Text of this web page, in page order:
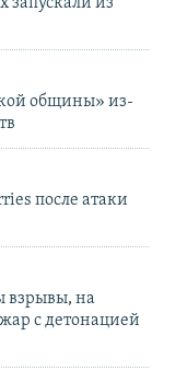
запускали из
общины» из-
после атаки
взрывы, на
с детонацией